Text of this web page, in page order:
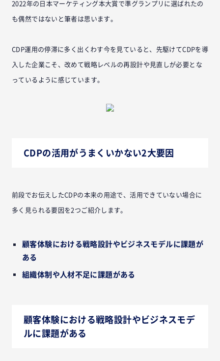
2022年の日本マーケティング本大賞で準グランプリに選ばれたの
も偶然ではないと筆者は思います。
CDP運用の停滞に多く出くわす今を見ていると、先駆けてCDPを導
入した企業こそ、改めて戦略レベルの再設計や見直しが必要とな
っているように感じています。
CDPの活用がうまくいかない2大要因
前段でお伝えしたCDPの本来の用途で、活用できていない場合に
多く見られる要因を2つご紹介します。
顧客体験における戦略設計やビジネスモデルに課題が
ある
組織体制や人材不足に課題がある
顧客体験における戦略設計やビジネスモデ
ルに課題がある